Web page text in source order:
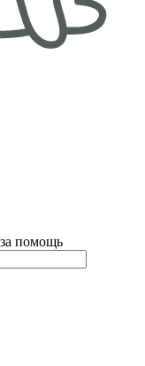
помощь